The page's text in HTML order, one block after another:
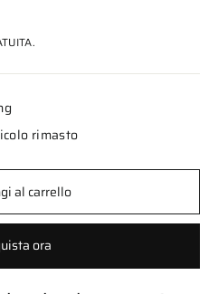
rimasto
al carrello
ora